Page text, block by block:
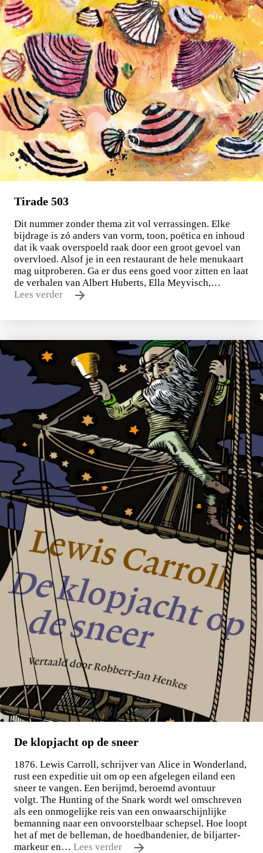
Stephan Enter
Pastorale
€23,99
BESTEL
Tirade 503
€ 15,00
BESTEL
Tirade 503
Dit nummer zonder thema zit vol verrassingen. Elke
bijdrage is zó anders van vorm, toon, poëtica en inhoud
dat ik vaak overspoeld raak door een groot gevoel van
overvloed. Alsof je in een restaurant de hele menukaart
mag uitproberen. Ga er dus eens goed voor zitten en laat
de verhalen van Albert Huberts, Ella Meyvisch,…
Lees verder
De klopjacht op de sneer
1876. Lewis Carroll, schrijver van Alice in Wonderland,
rust een expeditie uit om op een afgelegen eiland een
sneer te vangen. Een berijmd, beroemd avontuur
volgt. The Hunting of the Snark wordt wel omschreven
als een onmogelijke reis van een onwaarschijnlijke
bemanning naar een onvoorstelbaar schepsel. Hoe loopt
het af met de belleman, de hoedbandenier, de biljarter-
markeur en… Lees verder